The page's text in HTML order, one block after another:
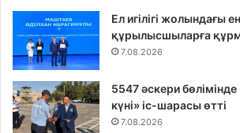
Ел игілігі жолындағы
құрылысшыларға
7.08.2026
5547 әскери
күні» іс-шарасы өтті
7.08.2026